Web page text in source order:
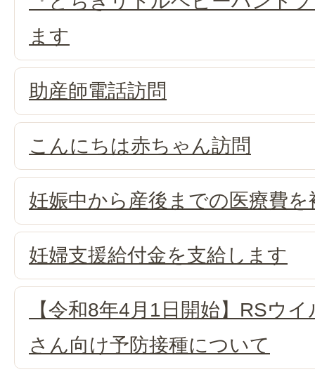
ます
助産師電話訪問
こんにちは赤ちゃん訪問
妊娠中から産後までの医療費
妊婦支援給付金を支給します
【令和8年4月1日開始】RSウ
さん向け予防接種について